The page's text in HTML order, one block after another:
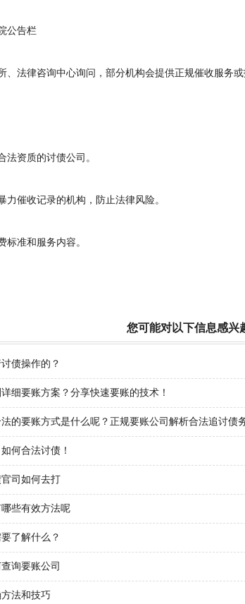
公告栏
法律咨询中心询问，部分机构会提供正规催收服务或
资质的讨债公司。
催收记录的机构，防止法律风险。
准和服务内容。
您可能对以下信息感兴
债操作的？
细要账方案？分享快速要账的技术！
的要账方式是什么呢？正规要账公司解析合法追讨债
何合法讨债！
司如何去打
些有效方法呢
了解什么？
询要账公司
法和技巧